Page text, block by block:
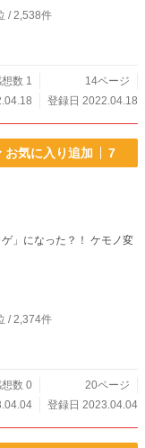
/ 2,538件
数 1
14ページ
登録日 2022.04.18
お気に入り追加 7
」になった？！ ケモノ変
/ 2,374件
数 0
20ページ
登録日 2023.04.04